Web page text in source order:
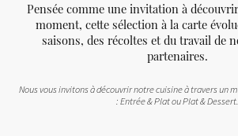
Pensée comme une invitation à
moment, cette sélection à la carte
saisons, des récoltes et du travail de
partenaires.
Nous vous invitons à découvrir notre cuisine à travers un
: Entrée & Plat ou Plat & Dessert.